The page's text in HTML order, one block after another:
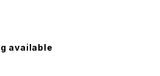
available